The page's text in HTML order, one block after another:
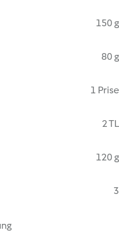
150 g
80 g
1 Prise
2 TL
120 g
3